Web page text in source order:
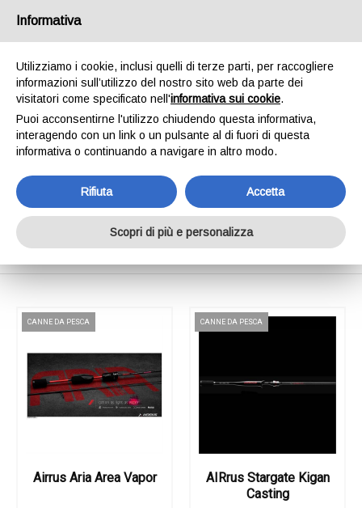
SPEDIAMO IN 24/48H - SPEDIZIONI GRATUITE
INVIA MESSAGGIO
Shop Online
Home
CANNE DA PESCA
Airrus Aria Area Vapor
CANNE DA PESCA
AIRrus Stargate Kigan
Casting
Informativa
Utilizziamo i cookie, inclusi quelli di terze parti, per raccogliere
informazioni sull’utilizzo del nostro sito web da parte dei
visitatori come specificato nell'informativa sui cookie.
Puoi acconsentirne l'utilizzo chiudendo questa informativa,
interagendo con un link o un pulsante al di fuori di questa
informativa o continuando a navigare in altro modo.
Rifiuta Accetta
Scopri di più e personalizza